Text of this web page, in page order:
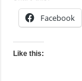
Facebook
Like this: